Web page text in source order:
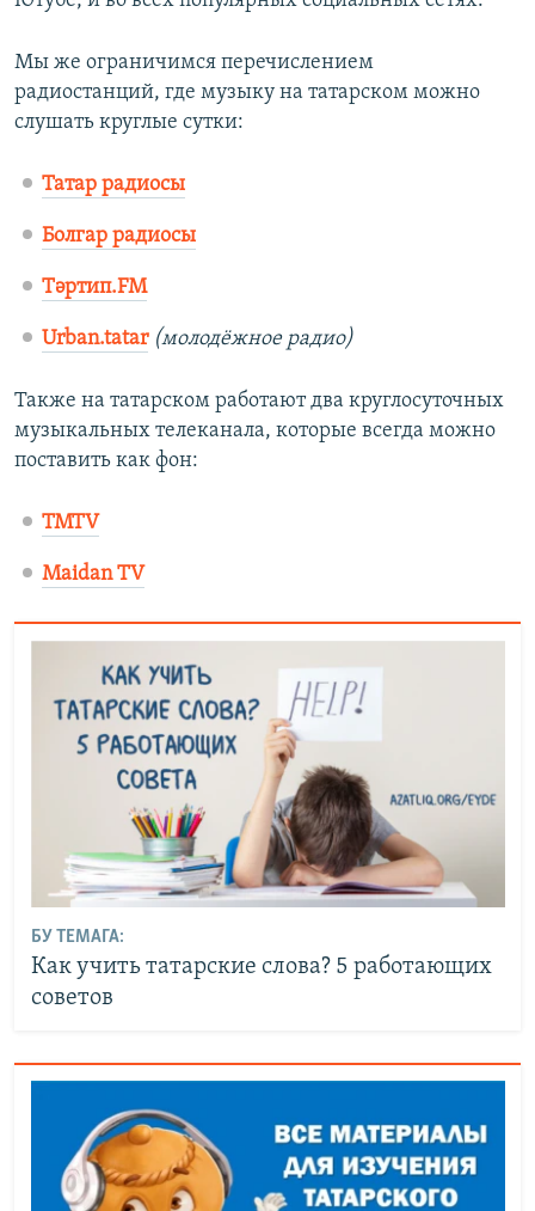
Мы же ограничимся перечислением
радиостанций, где музыку на татарском можно
слушать круглые сутки:
Татар радиосы
Болгар радиосы
Тәртип.FM
Urban.tatar (молодёжное радио)
Также на татарском работают два круглосуточных
музыкальных телеканала, которые всегда можно
поставить как фон:
TMTV
Maidan TV
БУ ТЕМАГА:
Как учить татарские слова? 5 работающих
советов